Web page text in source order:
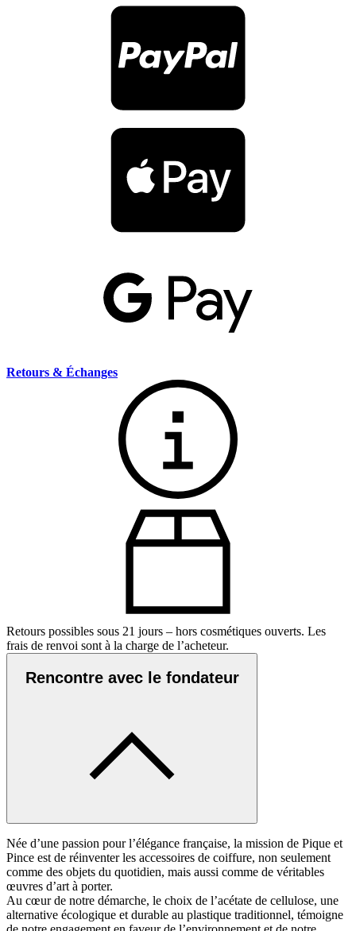
Retours & Échanges
Retours possibles sous 21 jours – hors cosmétiques ouverts. Les
frais de renvoi sont à la charge de l’acheteur.
Rencontre avec le fondateur
Née d’une passion pour l’élégance française, la mission de Pique et
Pince est de réinventer les accessoires de coiffure, non seulement
comme des objets du quotidien, mais aussi comme de véritables
œuvres d’art à porter.
Au cœur de notre démarche, le choix de l’acétate de cellulose, une
alternative écologique et durable au plastique traditionnel, témoigne